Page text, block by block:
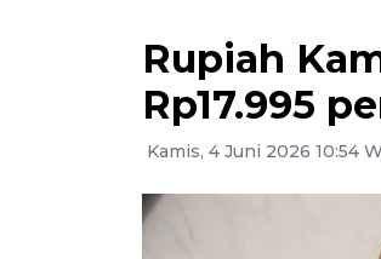
Rupiah
Rp17.995
Kamis, 4 Juni 2026 10:54